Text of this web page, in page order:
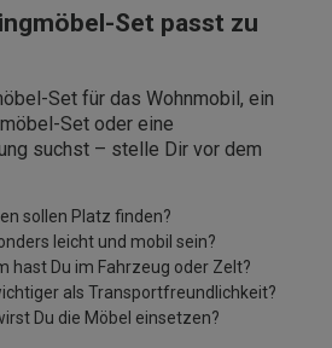
Set passt zu
Set für das Wohnmobil, ein
Set oder eine
suchst – stelle Dir vor dem
sollen Platz finden?
leicht und mobil sein?
hast Du im Fahrzeug oder Zelt?
als Transportfreundlichkeit?
Du die Möbel einsetzen?